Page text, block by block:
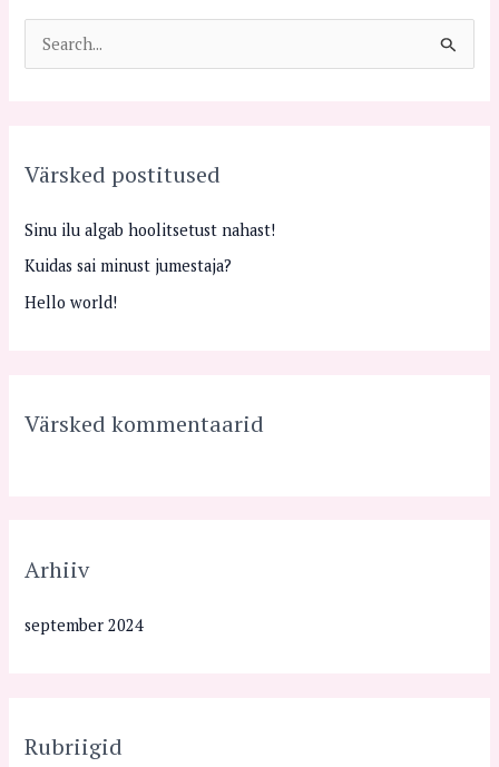
c
f
o
r
Värsked postitused
Sinu ilu algab hoolitsetust nahast!
Kuidas sai minust jumestaja?
Hello world!
Värsked kommentaarid
Arhiiv
september 2024
Rubriigid